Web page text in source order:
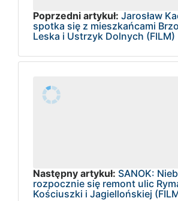
Poprzedni artykuł: Jarosław
spotka się z mieszkańcami
Leska i Ustrzyk Dolnych (FILM)
Następny artykuł: SANOK:
rozpocznie się remont ulic
Kościuszki i Jagiellońskiej